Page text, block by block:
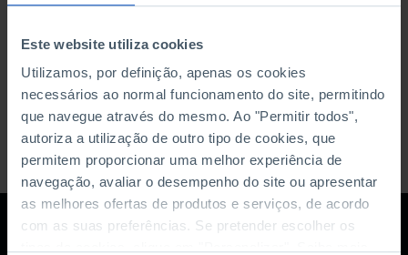
Este website utiliza cookies
Utilizamos, por definição, apenas os cookies
necessários ao normal funcionamento do site, permitindo
que navegue através do mesmo. Ao "Permitir todos",
autoriza a utilização de outro tipo de cookies, que
permitem proporcionar uma melhor experiência de
navegação, avaliar o desempenho do site ou apresentar
as melhores ofertas de produtos e serviços, de acordo
com as suas preferências. Se pretender escolher os